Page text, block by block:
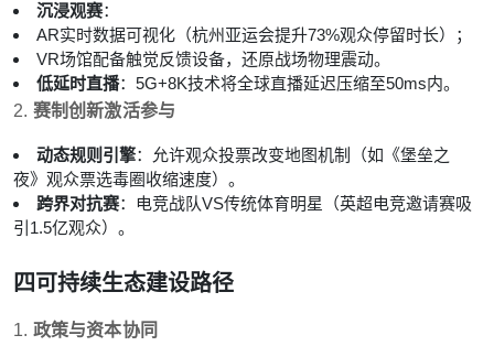
沉浸观赛：
AR实时数据可视化（杭州亚运会提升73%观众停留时长）；
VR场馆配备触觉反馈设备，还原战场物理震动。
低延时直播：5G+8K技术将全球直播延迟压缩至50ms内。
2. 赛制创新激活参与
动态规则引擎：允许观众投票改变地图机制（如《堡垒之
夜》观众票选毒圈收缩速度）。
跨界对抗赛：电竞战队VS传统体育明星（英超电竞邀请赛吸
引1.5亿观众）。
四可持续生态建设路径
1. 政策与资本协同